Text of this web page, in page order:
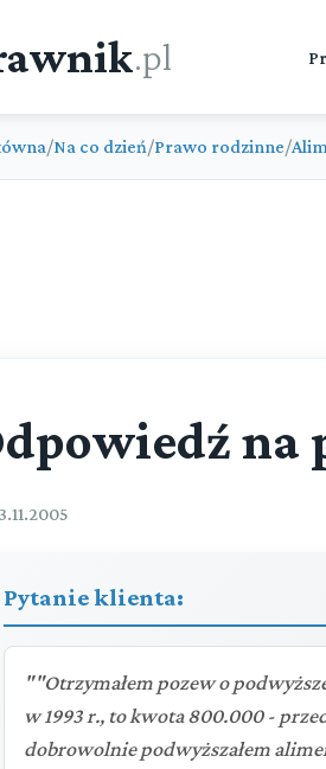
.pl
/Na co dzień/Prawo rodzinne/
na
Pytanie klienta:
""Otrzymałem pozew o
w 1993 r., to kwota 800.000 -
dobrowolnie podwyższałem